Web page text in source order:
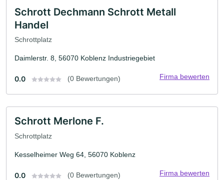
Schrott Dechmann Schrott Metall
Handel
Schrottplatz
Daimlerstr. 8, 56070 Koblenz Industriegebiet
0.0 (0 Bewertungen) Firma bewerten
Schrott Merlone F.
Schrottplatz
Kesselheimer Weg 64, 56070 Koblenz
0.0 (0 Bewertungen) Firma bewerten